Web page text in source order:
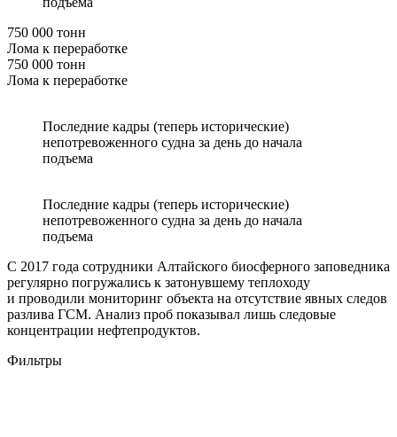
750 000 тонн
Лома к переработке
750 000 тонн
Лома к переработке
Последние кадры (теперь исторические)
непотревоженного судна за день до начала
подъема
Последние кадры (теперь исторические)
непотревоженного судна за день до начала
подъема
С 2017 года сотрудники Алтайского биосферного заповедника
регулярно погружались к затонувшему теплоходу
и проводили мониторинг объекта на отсутствие явных следов
разлива ГСМ. Анализ проб показывал лишь следовые
концентрации нефтепродуктов.
Фильтры